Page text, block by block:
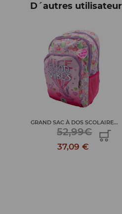
D´autres
GRAND SAC À DOS SCOLAIRE...
52,99€
37,09 €